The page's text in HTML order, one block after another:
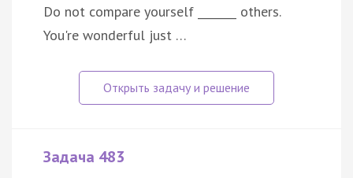
Do not compare yourself _______ others.
You're wonderful just …
Задача 483